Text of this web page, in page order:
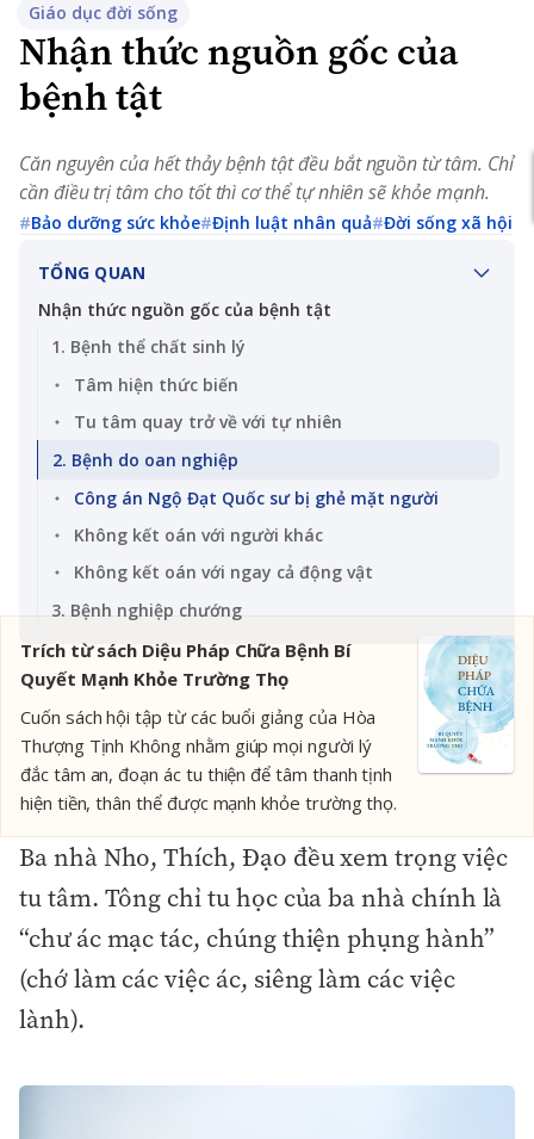
Giáo dục đời sống
Nhận thức nguồn gốc của
bệnh tật
Căn nguyên của hết thảy bệnh tật đều bắt nguồn từ tâm. Chỉ
cần điều trị tâm cho tốt thì cơ thể tự nhiên sẽ khỏe mạnh.
#Bảo dưỡng sức khỏe#Định luật nhân quả#Đời sống xã hội
TỔNG QUAN
Nhận thức nguồn gốc của bệnh tật
1. Bệnh thể chất sinh lý
Tâm hiện thức biến
Tu tâm quay trở về với tự nhiên
2. Bệnh do oan nghiệp
Công án Ngộ Đạt Quốc sư bị ghẻ mặt người
Không kết oán với người khác
Không kết oán với ngay cả động vật
3. Bệnh nghiệp chướng
Trích từ sách Diệu Pháp Chữa Bệnh Bí
Quyết Mạnh Khỏe Trường Thọ
Cuốn sách hội tập từ các buổi giảng của Hòa
Thượng Tịnh Không nhằm giúp mọi người lý
đắc tâm an, đoạn ác tu thiện để tâm thanh tịnh
hiện tiền, thân thể được mạnh khỏe trường thọ.
Ba nhà Nho, Thích, Đạo đều xem trọng việc
tu tâm. Tông chỉ tu học của ba nhà chính là
“chư ác mạc tác, chúng thiện phụng hành”
(chớ làm các việc ác, siêng làm các việc
lành).